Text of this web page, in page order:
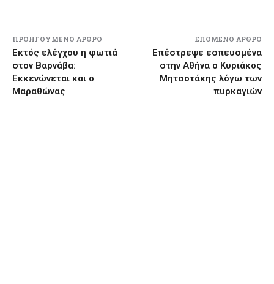
ΠΡΟΗΓΟΎΜΕΝΟ ΆΡΘΡΟ
Εκτός ελέγχου η φωτιά
στον Βαρνάβα:
Εκκενώνεται και ο
Μαραθώνας
ΕΠΌΜΕΝΟ ΆΡΘΡΟ
Επέστρεψε εσπευσμένα
στην Αθήνα ο Κυριάκος
Μητσοτάκης λόγω των
πυρκαγιών